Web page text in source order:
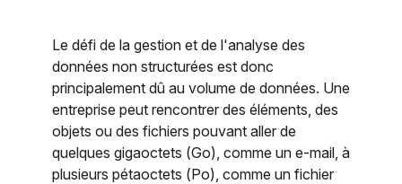
Le défi de la gestion et de l'analyse des
données non structurées est donc
principalement dû au volume de données. Une
entreprise peut rencontrer des éléments, des
objets ou des fichiers pouvant aller de
quelques gigaoctets (Go), comme un e-mail, à
plusieurs pétaoctets (Po), comme un fichier